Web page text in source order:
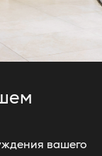
вашего